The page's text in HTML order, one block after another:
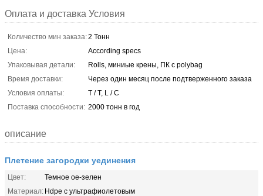
Оплата и доставка Условия
Количество мин заказа:2 Тонн
Цена:
According specs
Упаковывая детали:
Rolls, миниые крены, ПК с polybag
Время доставки:
Через один месяц после подтверженного заказа
Условия оплаты:
T / T, L / C
Поставка способности: 2000 тонн в год
описание
Плетение загородки уединения
Цвет:
Темное ое-зелен
Материал: Hdpe с ультрафиолетовым